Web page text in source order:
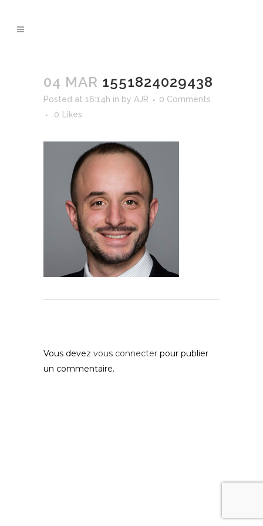
04 MAR 1551824029438
Posted at 16:14h in by AJR
0 Comments
0
Likes
Vous devez vous connecter pour publier
un commentaire.